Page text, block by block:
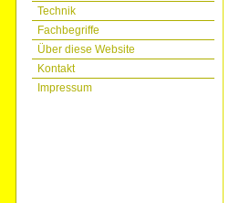
Technik
Fachbegriffe
Über diese Website
Kontakt
Impressum